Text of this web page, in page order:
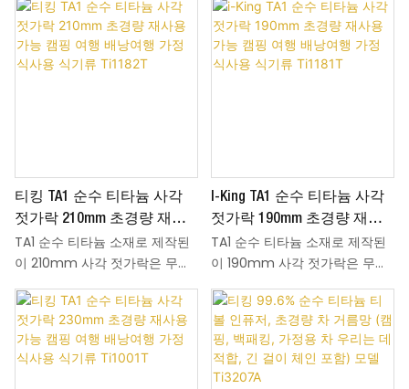
기 세트 (Ti1055A)
푼으로 구성되어 있으며, 총 무게
는 106.5g에 불과하여 하이킹, 캠
핑, 일상 여행 시 휴대가 매우 간
편합니다. TA1 티타늄은 내열성
정, 피크닉, 바비큐, 배낭여행 등
야외 식사에 이상적입니다.
캠핑, 여행 시 휴대가 간편합니
다. 평평한 사각형 몸체는 음식을
집을 때 안정적인 그립감을 제공
합니다. 샌드블라스팅 마감 또는
않아 음식에 금속 맛이 배어들지
않습니다. 재사용이 가능하고 얼
룩이 잘 묻지 않으며 세척이 간
편하여 가정식 식사는 물론 모든
야외 식사 상황에 적합합니다.
티킹 TA1 순수 티타늄 사각
젓가락 210mm 초경량 재사
용 가능 캠핑 여행 배낭여행
가정 식사용 식기류 Ti1182T
TA1 순수 티타늄 소재로 제작된
이 210mm 사각 젓가락은 무게
가 단 21.4g에 불과하여 하이킹,
캠핑, 여행 시 휴대가 간편합니
다. 평평한 사각형 몸체는 음식을
집을 때 안정적인 그립감을 제공
합니다. 샌드블라스팅 마감 또는
I-King TA1 순수 티타늄 사각
젓가락 190mm 초경량 재사
용 가능 캠핑 여행 배낭여행
가정 식사용 식기류 Ti1181T
TA1 순수 티타늄 소재로 제작된
이 190mm 사각 젓가락은 무게
가 단 17.4g에 불과하여 하이킹,
캠핑, 여행 시 휴대가 간편합니
다. 평평한 사각형 몸체는 음식을
집을 때 안정적인 그립감을 제공
합니다. 샌드블라스팅 마감 또는